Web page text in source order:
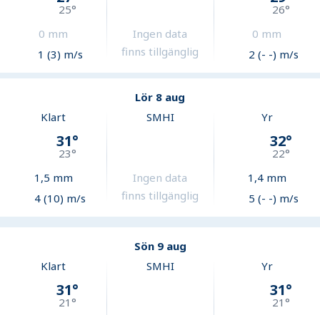
25°
0 mm
1 (3) m/s
Ingen data
finns tillgänglig
26°
0 mm
2 (- -) m/s
Lör 8 aug
Klart
31°
23°
1,5 mm
4 (10) m/s
SMHI
Ingen data
finns tillgänglig
Yr
32°
22°
1,4mm
5 (- -) m/s
Sön 9 aug
Klart
31°
21°
SMHI Yr
31°
21°